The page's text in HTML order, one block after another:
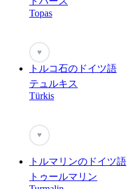
Topas
♥
トルコ石のドイツ語
テュルキス
Türkis
♥
トルマリンのドイツ語
トゥールマリン